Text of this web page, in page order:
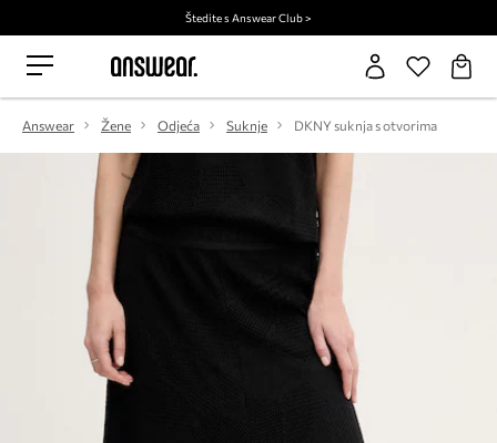
Štedite s Answear Club >
Answear Žene Odjeća Suknje DKNY suknja s otvorima